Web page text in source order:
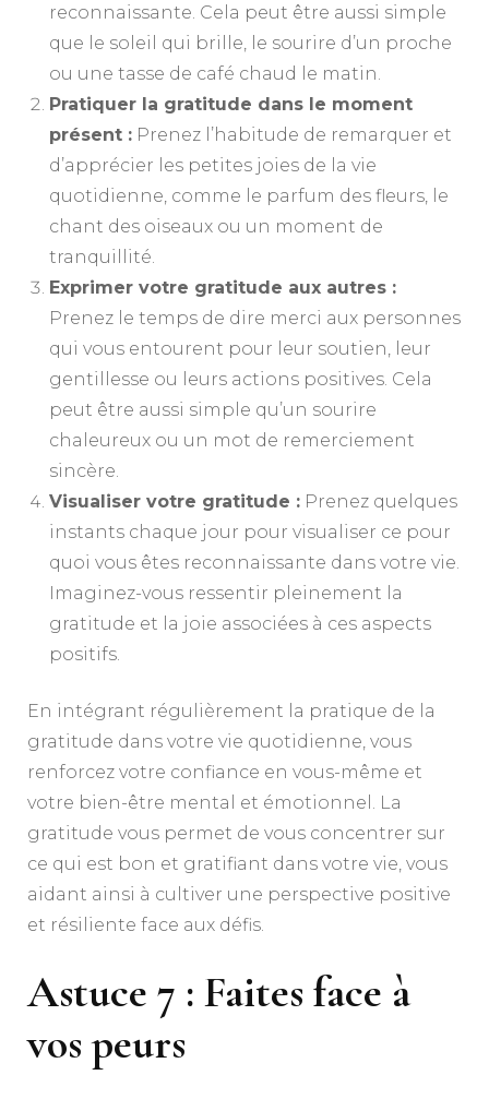
reconnaissante. Cela peut être aussi simple
que le soleil qui brille, le sourire d’un proche
ou une tasse de café chaud le matin.
Pratiquer la gratitude dans le moment
présent : Prenez l’habitude de remarquer et
d’apprécier les petites joies de la vie
quotidienne, comme le parfum des fleurs, le
chant des oiseaux ou un moment de
tranquillité.
Exprimer votre gratitude aux autres :
Prenez le temps de dire merci aux personnes
qui vous entourent pour leur soutien, leur
gentillesse ou leurs actions positives. Cela
peut être aussi simple qu’un sourire
chaleureux ou un mot de remerciement
sincère.
Visualiser votre gratitude : Prenez quelques
instants chaque jour pour visualiser ce pour
quoi vous êtes reconnaissante dans votre vie.
Imaginez-vous ressentir pleinement la
gratitude et la joie associées à ces aspects
positifs.
En intégrant régulièrement la pratique de la
gratitude dans votre vie quotidienne, vous
renforcez votre confiance en vous-même et
votre bien-être mental et émotionnel. La
gratitude vous permet de vous concentrer sur
ce qui est bon et gratifiant dans votre vie, vous
aidant ainsi à cultiver une perspective positive
et résiliente face aux défis.
Astuce 7 : Faites face à
vos peurs